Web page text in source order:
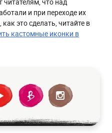
и при переходе их
это сделать, читайте в
кастомные иконки в